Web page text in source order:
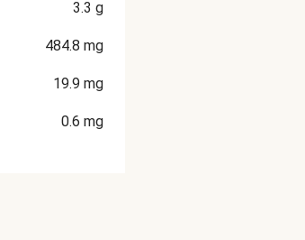
3.3 g
484.8 mg
19.9 mg
0.6 mg